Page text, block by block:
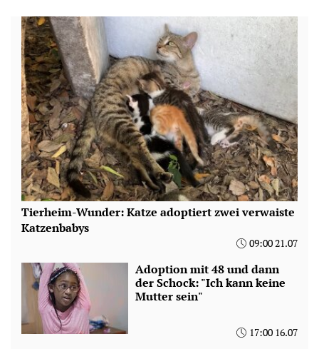
Tierheim-Wunder: Katze adoptiert zwei verwaiste
Katzenbabys
09:00 21.07
Adoption mit 48 und dann
der Schock: "Ich kann keine
Mutter sein"
17:00 16.07